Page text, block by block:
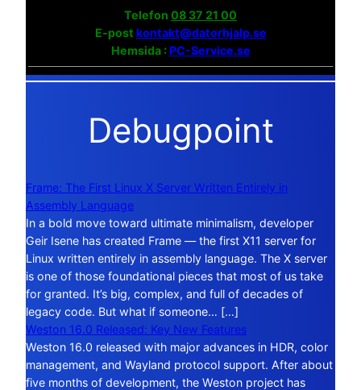
Telefon 08 37 21 00
E-post kontakt@datorhjalp.se
Hemsida : PC-Service.se
Debugpoint
Frame: The First Linux X Server Written Entirely in
Assembly Language
In a bold move toward ultimate minimalism, developer
Geir Isene has created Frame — the first X11 server for
Linux written entirely in assembly language. The X server
is one of those foundational pieces that most of us take
for granted. It’s big, complex, and full of decades of
legacy code. But what if someone… […]
Weston 16.0 Released: Key New Features
Weston 16.0 released with major advances in HDR, color
management, and Wayland protocol support. After about
five months of development, the Weston project has